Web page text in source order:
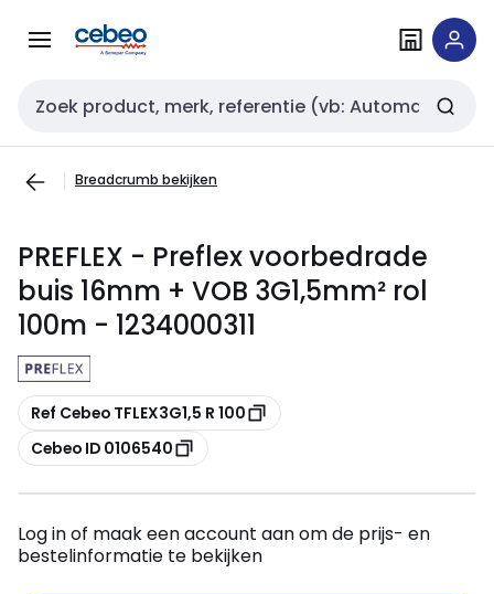
naar
naar
Zoekveld invoer
Breadcrumb bekijken
PREFLEX - Preflex voorbedrade
buis 16mm + VOB 3G1,5mm² rol
100m - 1234000311
Kopiëren
Ref Cebeo TFLEX3G1,5 R 100
Kopiëren
Cebeo ID 0106540
Log in of maak een account aan om de prijs- en
bestelinformatie te bekijken